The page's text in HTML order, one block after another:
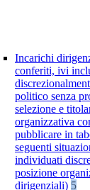
Incarichi
conferiti, ivi
politico senza
selezione e
organizzativa
pubblicare in
seguenti
individuati
posizione
dirigenziali) 5